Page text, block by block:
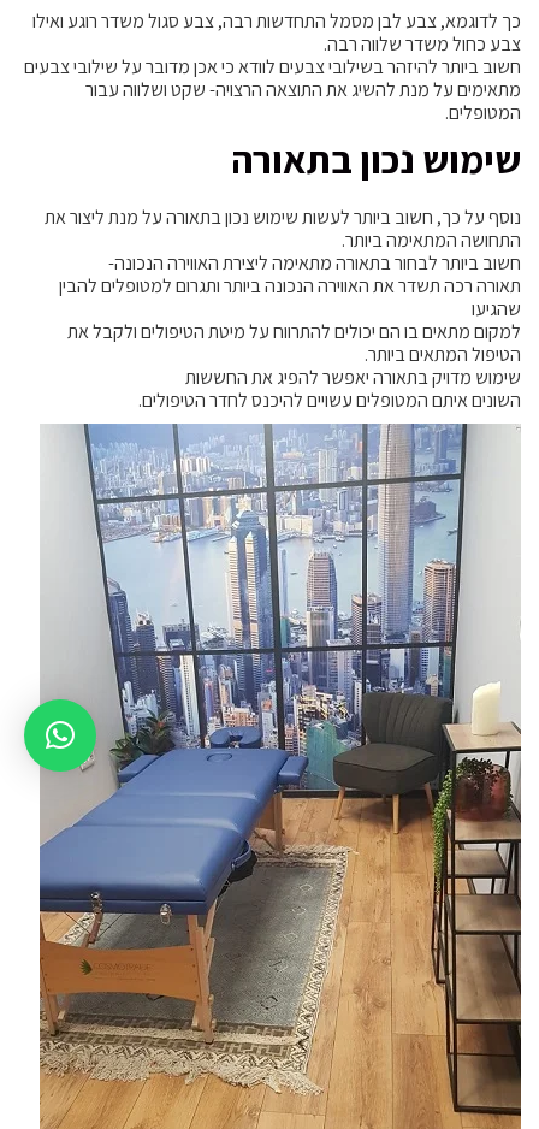
כך לדוגמא, צבע לבן מסמל התחדשות רבה, צבע סגול משדר רוגע ואילו
צבע כחול משדר שלווה רבה.
חשוב ביותר להיזהר בשילובי צבעים לוודא כי אכן מדובר על שילובי צבעים
מתאימים על מנת להשיג את התוצאה הרצויה- שקט ושלווה עבור
המטופלים.
שימוש נכון בתאורה
נוסף על כך, חשוב ביותר לעשות שימוש נכון בתאורה על מנת ליצור את
התחושה המתאימה ביותר.
חשוב ביותר לבחור בתאורה מתאימה ליצירת האווירה הנכונה-
תאורה רכה תשדר את האווירה הנכונה ביותר ותגרום למטופלים להבין
שהגיעו
למקום מתאים בו הם יכולים להתרווח על מיטת הטיפולים ולקבל את
הטיפול המתאים ביותר.
שימוש מדויק בתאורה יאפשר להפיג את החששות
השונים איתם המטופלים עשויים להיכנס לחדר הטיפולים.